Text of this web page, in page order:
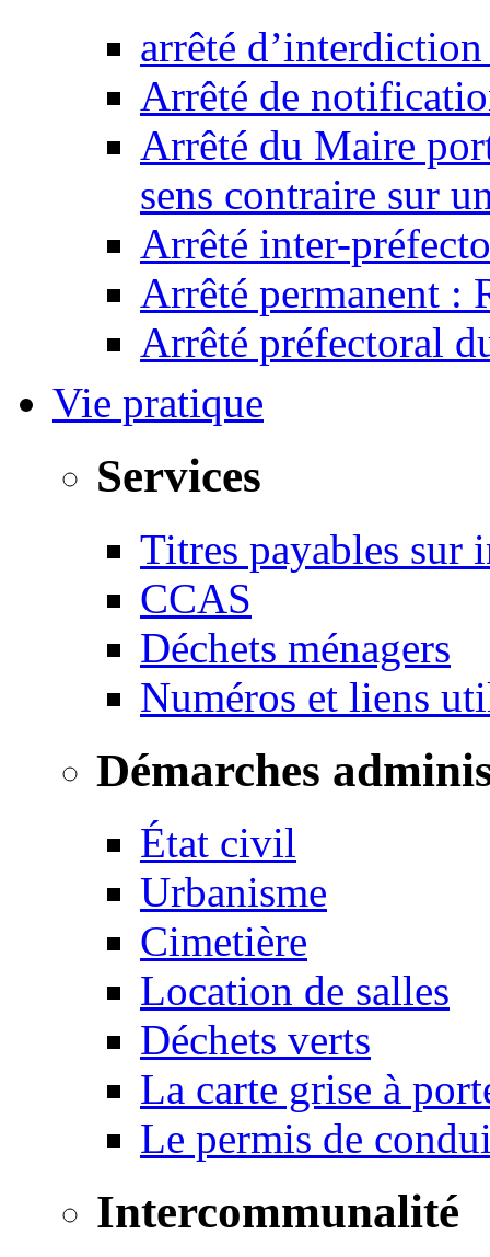
arrêté
Arrêté de
Arrêté du Maire
sens contraire sur
Arrêté inter-
Arrêté permanent :
Arrêté préfectoral
Vie pratique
Services
Titres payables sur
CCAS
Déchets ménagers
Numéros et liens
Démarches
État civil
Urbanisme
Cimetière
Location de salles
Déchets verts
La carte grise à
Le permis de
Intercommunalité